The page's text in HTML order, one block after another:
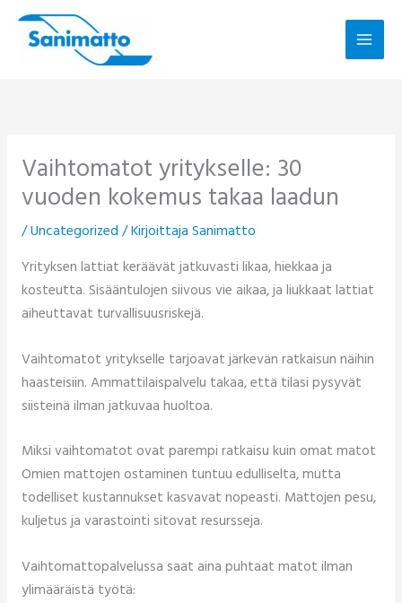
Siirry
sisältöön
Vaihtomatot yritykselle: 30
vuoden kokemus takaa laadun
/Uncategorized / Kirjoittaja Sanimatto
Yrityksen lattiat keräävät jatkuvasti likaa, hiekkaa ja
kosteutta. Sisääntulojen siivous vie aikaa, ja liukkaat lattiat
aiheuttavat turvallisuusriskejä.
Vaihtomatot yritykselle tarjoavat järkevän ratkaisun näihin
haasteisiin. Ammattilaispalvelu takaa, että tilasi pysyvät
siisteinä ilman jatkuvaa huoltoa.
Miksi vaihtomatot ovat parempi ratkaisu kuin omat matot
Omien mattojen ostaminen tuntuu edulliselta, mutta
todelliset kustannukset kasvavat nopeasti. Mattojen pesu,
kuljetus ja varastointi sitovat resursseja.
Vaihtomattopalvelussa saat aina puhtaat matot ilman
ylimääräistä työtä: